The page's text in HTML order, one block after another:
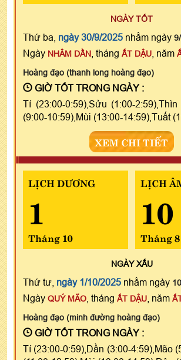
NGÀY TỐT
Thứ ba, ngày 30/9/2025 nhằm ngày
Ngày NHÂM DẦN , tháng ẤT DẬU , năm
Hoàng đạo (thanh long hoàng đạo)
GIỜ TỐT TRONG NGÀY :
Tí (23:00-0:59),Sửu (1:00-2:59),Thìn
(9:00-10:59),Mùi (13:00-14:59),Tuất
XEM CHI TIẾT
LỊCH DƯƠNG
1
Tháng 10
LỊCH
10
Tháng 8
NGÀYXẤU
Thứ tư, ngày 1/10/2025 nhằm ngày
Ngày QUÝ MÃO , tháng ẤT DẬU , năm
Hoàng đạo (minh đường hoàng đạo)
GIỜ TỐT TRONG NGÀY :
Tí (23:00-0:59),Dần (3:00-4:59),Mão